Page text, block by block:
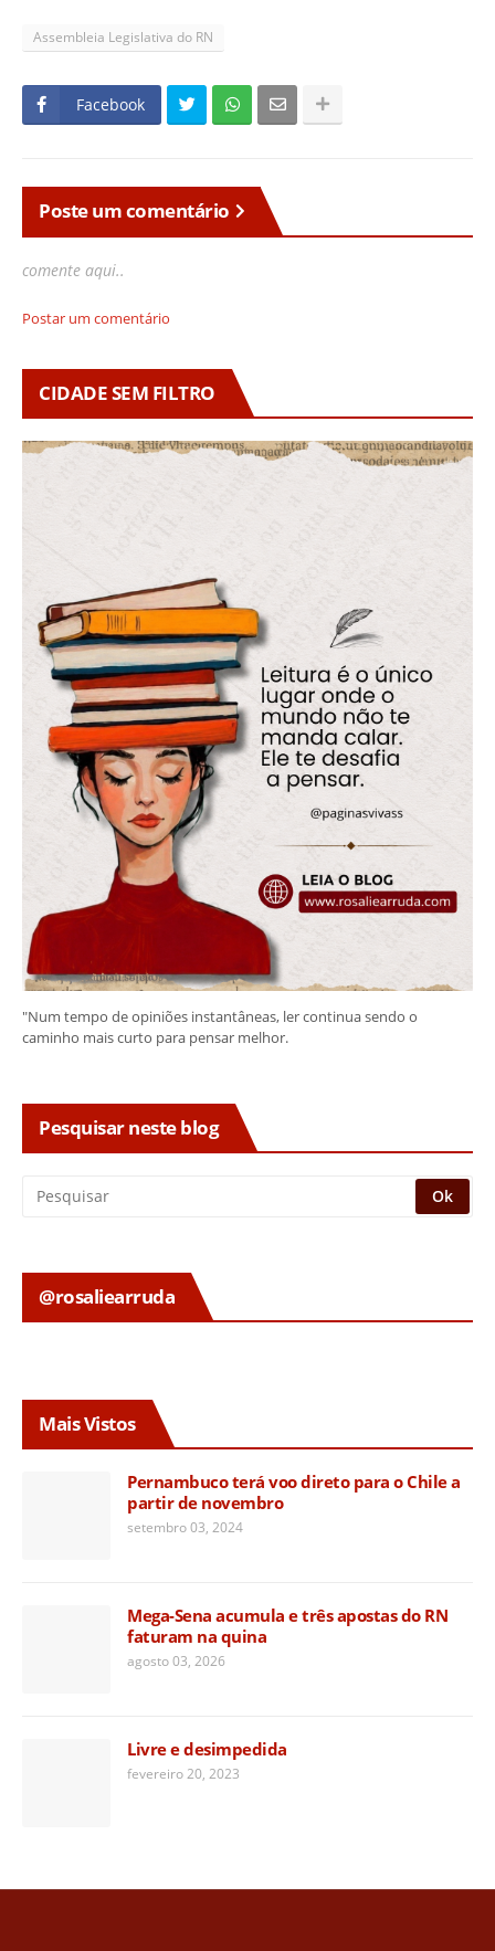
Assembleia Legislativa do RN
Facebook
Poste um comentário
comente aqui..
Postar um comentário
CIDADE SEM FILTRO
"Num tempo de opiniões instantâneas, ler continua sendo o
caminho mais curto para pensar melhor.
Pesquisar neste blog
@rosaliearruda
Mais Vistos
Pernambuco terá voo direto para o Chile a
partir de novembro
setembro 03, 2024
Mega-Sena acumula e três apostas do RN
faturam na quina
agosto 03, 2026
Livre e desimpedida
fevereiro 20, 2023